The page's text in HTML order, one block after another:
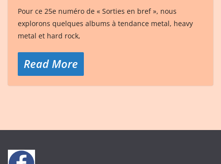
Pour ce 25e numéro de « Sorties en bref », nous
explorons quelques albums à tendance metal, heavy
metal et hard rock,
Read More